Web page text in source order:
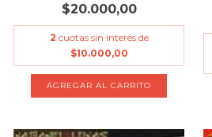
$20.000,00
2 cuotas sin interés de
$10.000,00